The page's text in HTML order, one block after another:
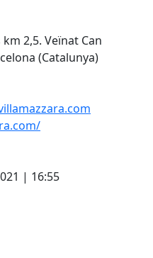
2,5. Veïnat Can
(Catalunya)
| 16:55